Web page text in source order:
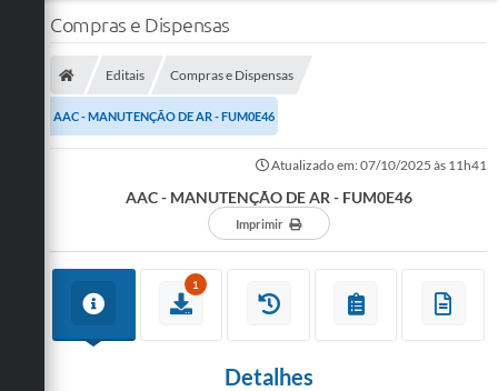
Início
Departamentos
Compras e Dispensas
Editais Compras e Dispensas
AAC - MANUTENÇÃO DE AR - FUM0E46
Atualizado em: 07/10/2025 às 11h41
AAC - MANUTENÇÃO DE AR - FUM0E46
Imprimir
1
Detalhes